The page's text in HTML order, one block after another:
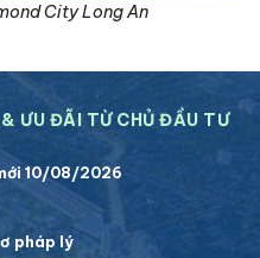
City Long An
ƯU ĐÃI TỪ CHỦ ĐẦU TƯ
10/08/2026
pháp lý